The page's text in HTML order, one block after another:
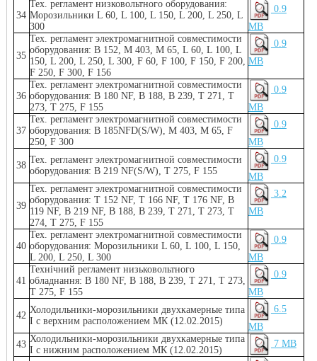
34
Тех. регламент низковольтного оборудования:
Морозильники L 60, L 100, L 150, L 200, L 250, L
300
0.9
MB
35
Тех. регламент электромагнитной совместимости
оборудования: B 152, M 403, M 65, L 60, L 100, L
150, L 200, L 250, L 300, F 60, F 100, F 150, F 200,
F 250, F 300, F 156
0.9
MB
36
Тех. регламент электромагнитной совместимости
оборудования: B 180 NF, B 188, B 239, T 271, T
273, T 275, F 155
0.9
MB
37
Тех. регламент электромагнитной совместимости
оборудования: B 185NFD(S/W), M 403, M 65, F
250, F 300
0.9
MB
38
Тех. регламент электромагнитной совместимости
оборудования: B 219 NF(S/W), T 275, F 155
0.9
MB
39
Тех. регламент электромагнитной совместимости
оборудования: T 152 NF, T 166 NF, T 176 NF, B
119 NF, B 219 NF, B 188, B 239, T 271, T 273, T
274, T 275, F 155
3.2
MB
40
Тех. регламент электромагнитной совместимости
оборудования: Морозильники L 60, L 100, L 150,
L 200, L 250, L 300
0.9
MB
41
Технічний регламент низьковольтного
обладнання: B 180 NF, B 188, B 239, T 271, T 273,
T 275, F 155
0.9
MB
42
Холодильники-морозильники двухкамерные типа
I с верхним расположением МК (12.02.2015)
6.5
MB
43
Холодильники-морозильники двухкамерные типа
I с нижним расположением МК (12.02.2015)
7 MB